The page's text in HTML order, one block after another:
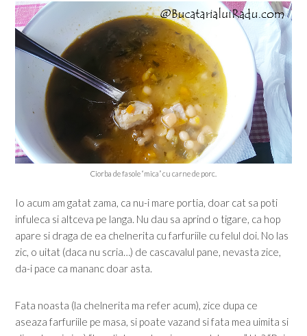
Ciorba de fasole “mica” cu carne de porc.
Io acum am gatat zama, ca nu-i mare portia, doar cat sa poti
infuleca si altceva pe langa. Nu dau sa aprind o tigare, ca hop
apare si draga de ea chelnerita cu farfuriile cu felul doi. No las
zic, o uitat (daca nu scria…) de cascavalul pane, nevasta zice,
da-i pace ca mananc doar asta.
Fata noasta (la chelnerita ma refer acum), zice dupa ce
aseaza farfuriile pe masa, si poate vazand si fata mea uimita si